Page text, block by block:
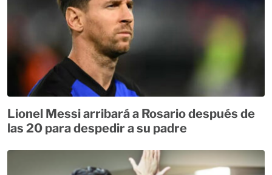
Lionel Messi arribará a Rosario después de
las 20 para despedir a su padre